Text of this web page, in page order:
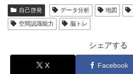
自己啓発 データ分析 地図
空間認識能力
脳トレ
シェアする
X Facebook